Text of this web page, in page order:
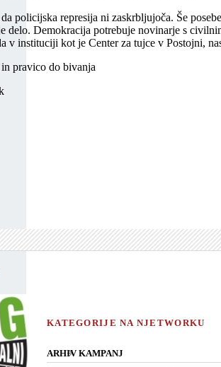
policijska represija ni zaskrbljujoča. Še
delo. Demokracija potrebuje novinarje s
v instituciji kot je Center za tujce v Postojni,
pravico do bivanja
KATEGORIJE NA NJETWORKU
ARHIV KAMPANJ